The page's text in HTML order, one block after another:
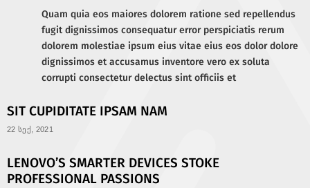
Quam quia eos maiores dolorem ratione sed repellendus
fugit dignissimos consequatur error perspiciatis rerum
dolorem molestiae ipsum eius vitae eius eos dolor dolore
dignissimos et accusamus inventore vero ex soluta
corrupti consectetur delectus sint officiis et
SIT CUPIDITATE IPSAM NAM
22 სექ, 2021
LENOVO’S SMARTER DEVICES STOKE
PROFESSIONAL PASSIONS